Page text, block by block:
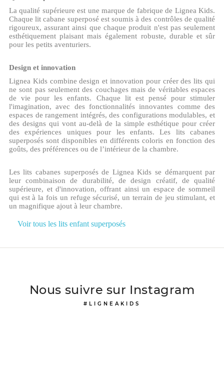
La qualité supérieure est une marque de fabrique de Lignea Kids.
Chaque lit cabane superposé est soumis à des contrôles de qualité
rigoureux, assurant ainsi que chaque produit n'est pas seulement
esthétiquement plaisant mais également robuste, durable et sûr
pour les petits aventuriers.
Design et innovation
Lignea Kids combine design et innovation pour créer des lits qui
ne sont pas seulement des couchages mais de véritables espaces
de vie pour les enfants. Chaque lit est pensé pour stimuler
l'imagination, avec des fonctionnalités innovantes comme des
espaces de rangement intégrés, des configurations modulables, et
des designs qui vont au-delà de la simple esthétique pour créer
des expériences uniques pour les enfants. Les lits cabanes
superposés sont disponibles en différents coloris en fonction des
goûts, des préférences ou de l’intérieur de la chambre.
Les lits cabanes superposés de Lignea Kids se démarquent par
leur combinaison de durabilité, de design créatif, de qualité
supérieure, et d'innovation, offrant ainsi un espace de sommeil
qui est à la fois un refuge sécurisé, un terrain de jeu stimulant, et
un magnifique ajout à leur chambre.
Voir tous les lits enfant superposés
#LIGNEAKIDS
Nous suivre sur Instagram